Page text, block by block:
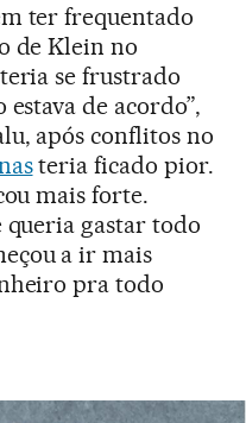
ter frequentado
de Klein no
se frustrado
estava de acordo”,
após conflitos no
teria ficado pior.
mais forte.
queria gastar todo
a ir mais
pra todo